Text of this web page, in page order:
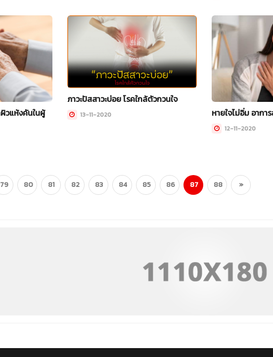
วแห้งคันในผู้
ภาวะปัสสาวะบ่อย โรคใกล้ตัวกวนใจ
13-11-2020 หายใจไม่อิ่ม อาก
12-11-2020
79 80 81 82 83 84 85 86
87
(current)
88 »